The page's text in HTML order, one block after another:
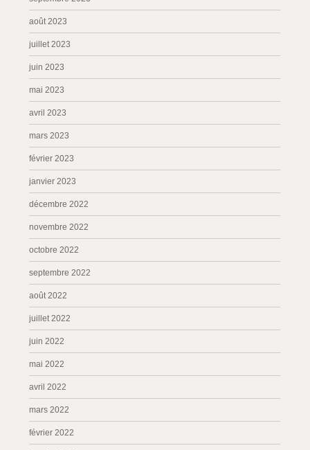
août 2023
juillet 2023
juin 2023
mai 2023
avril 2023
mars 2023
février 2023
janvier 2023
décembre 2022
novembre 2022
octobre 2022
septembre 2022
août 2022
juillet 2022
juin 2022
mai 2022
avril 2022
mars 2022
février 2022